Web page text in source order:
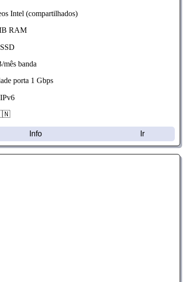
Intel (compartilhados)
RAM
banda
porta 1 Gbps
Info Ir